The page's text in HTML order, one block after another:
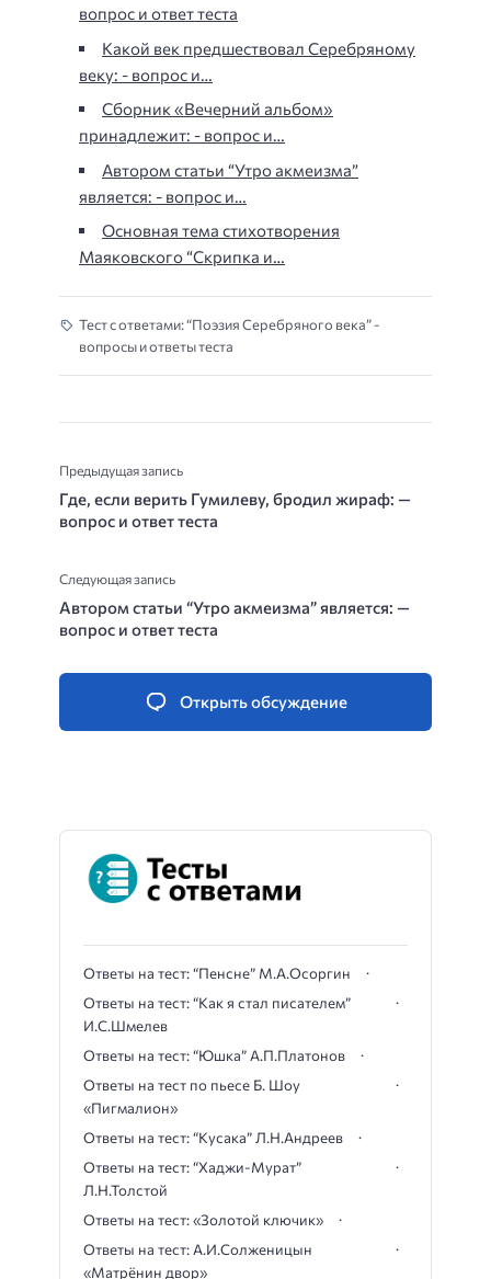
вопрос и ответ теста
Какой век предшествовал Серебряному
веку: - вопрос и…
Сборник «Вечерний альбом»
принадлежит: - вопрос и…
Автором статьи “Утро акмеизма”
является: - вопрос и…
Основная тема стихотворения
Маяковского “Скрипка и…
Тест с ответами: “Поэзия Серебряного века” -
вопросы и ответы теста
Предыдущая запись
Где, если верить Гумилеву, бродил жираф: —
вопрос и ответ теста
Следующая запись
Автором статьи “Утро акмеизма” является: —
вопрос и ответ теста
Открыть обсуждение
Ответы на тест: “Пенсне” М.А.Осоргин
Ответы на тест: “Как я стал писателем”
И.С.Шмелев
Ответы на тест: “Юшка” А.П.Платонов
Ответы на тест по пьесе Б. Шоу
«Пигмалион»
Ответы на тест: “Кусака” Л.Н.Андреев
Ответы на тест: “Хаджи-Мурат”
Л.Н.Толстой
Ответы на тест: «Золотой ключик»
Ответы на тест: А.И.Солженицын
«Матрёнин двор»